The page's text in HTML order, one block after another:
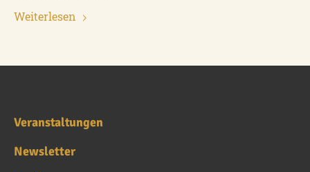
Weiterlesen
Veranstaltungen
Newsletter